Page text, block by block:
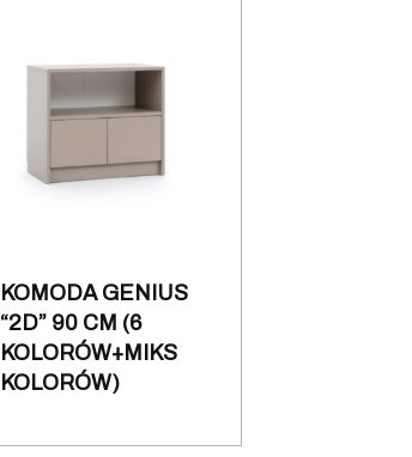
KOMODA GENIUS
“2D” 90 CM (6
KOLORÓW+MIKS
KOLORÓW)